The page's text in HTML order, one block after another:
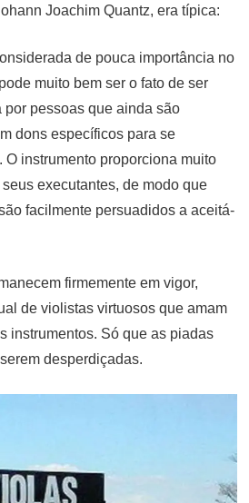
Joachim Quantz, era típica:
de pouca importância no
muito bem ser o fato de ser
por pessoas que ainda são
dons específicos para se
instrumento proporciona muito
executantes, de modo que
facilmente persuadidos a aceitá-
firmemente em vigor,
de violistas virtuosos que amam
instrumentos. Só que as piadas
desperdiçadas.